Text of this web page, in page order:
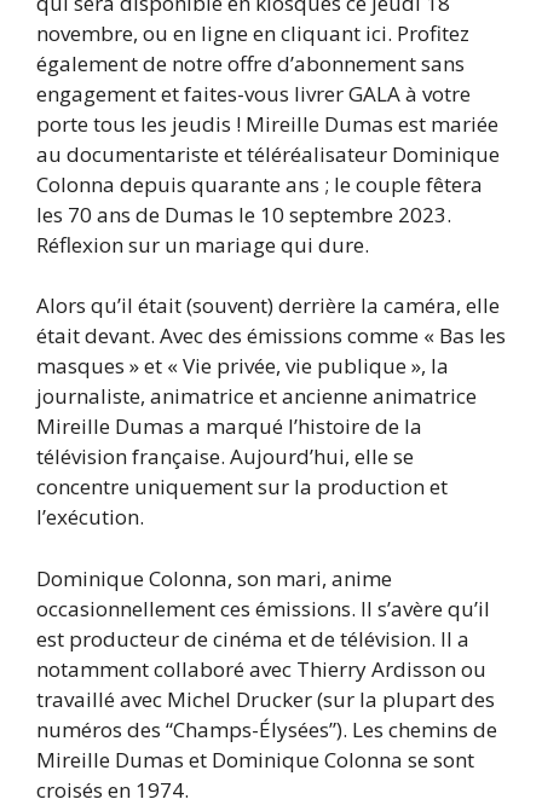
novembre, ou en ligne en cliquant ici. Profitez
également de notre offre d’abonnement sans
engagement et faites-vous livrer GALA à votre
porte tous les jeudis ! Mireille Dumas est mariée
au documentariste et téléréalisateur Dominique
Colonna depuis quarante ans ; le couple fêtera
les 70 ans de Dumas le 10 septembre 2023.
Réflexion sur un mariage qui dure.
Alors qu’il était (souvent) derrière la caméra, elle
était devant. Avec des émissions comme « Bas les
masques » et « Vie privée, vie publique », la
journaliste, animatrice et ancienne animatrice
Mireille Dumas a marqué l’histoire de la
télévision française. Aujourd’hui, elle se
concentre uniquement sur la production et
l’exécution.
Dominique Colonna, son mari, anime
occasionnellement ces émissions. Il s’avère qu’il
est producteur de cinéma et de télévision. Il a
notamment collaboré avec Thierry Ardisson ou
travaillé avec Michel Drucker (sur la plupart des
numéros des “Champs-Élysées”). Les chemins de
Mireille Dumas et Dominique Colonna se sont
croisés en 1974.